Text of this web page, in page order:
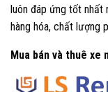
luôn đáp ứng tốt nhất
hàng hóa, chất lượng
Mua bán và thuê xe